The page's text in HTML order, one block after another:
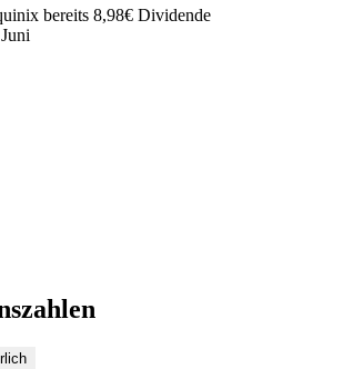
bereits 8,98€ Dividende
Juni